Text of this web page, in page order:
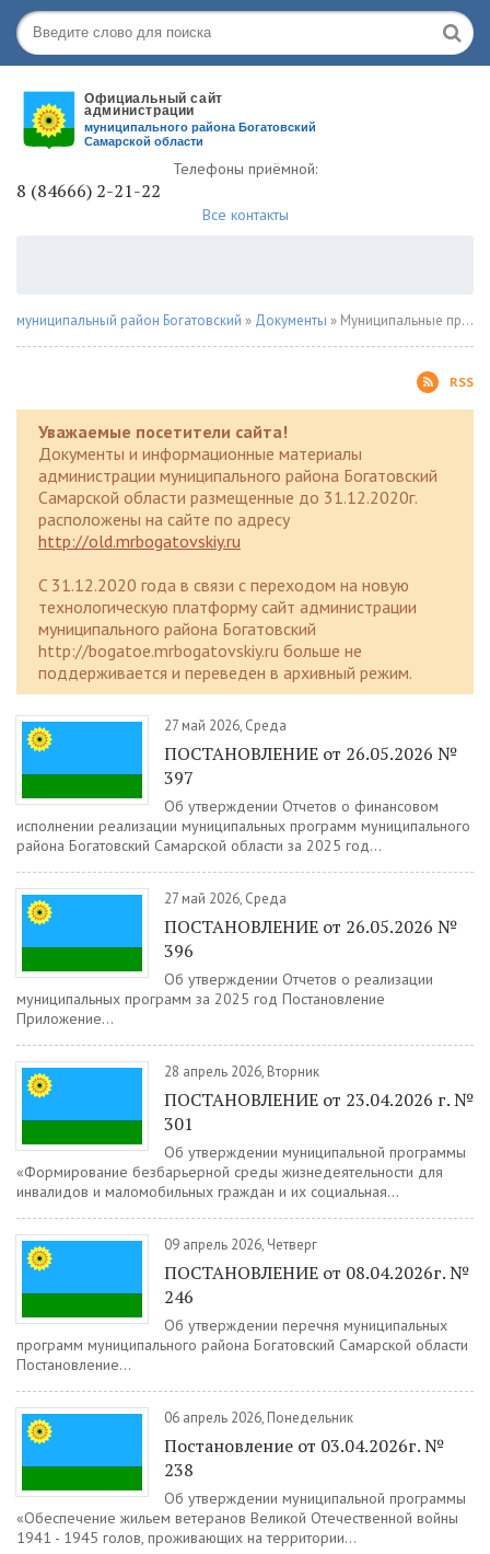
Телефоны приёмной:
8 (84666) 2-21-22
Все контакты
муниципальный район Богатовский » Документы » Муниципальные программы
RSS
Уважаемые посетители сайта!
Документы и информационные материалы
администрации муниципального района Богатовский
Самарской области размещенные до 31.12.2020г.
расположены на сайте по адресу
http://old.mrbogatovskiy.ru
C 31.12.2020 года в связи с переходом на новую
технологическую платформу сайт администрации
муниципального района Богатовский
http://bogatoe.mrbogatovskiy.ru больше не
поддерживается и переведен в архивный режим.
27 май 2026, Среда
ПОСТАНОВЛЕНИЕ от 26.05.2026 №
397
Об утверждении Отчетов о финансовом
исполнении реализации муниципальных программ муниципального
района Богатовский Самарской области за 2025 год...
27 май 2026, Среда
ПОСТАНОВЛЕНИЕ от 26.05.2026 №
396
Об утверждении Отчетов о реализации
муниципальных программ за 2025 год Постановление
Приложение...
28 апрель 2026, Вторник
ПОСТАНОВЛЕНИЕ от 23.04.2026 г. №
301
Об утверждении муниципальной программы
«Формирование безбарьерной среды жизнедеятельности для
инвалидов и маломобильных граждан и их социальная...
09 апрель 2026, Четверг
ПОСТАНОВЛЕНИЕ от 08.04.2026г. №
246
Об утверждении перечня муниципальных
программ муниципального района Богатовский Самарской области
Постановление...
06 апрель 2026, Понедельник
Постановление от 03.04.2026г. №
238
Об утверждении муниципальной программы
«Обеспечение жильем ветеранов Великой Отечественной войны
1941 - 1945 голов, проживающих на территории...